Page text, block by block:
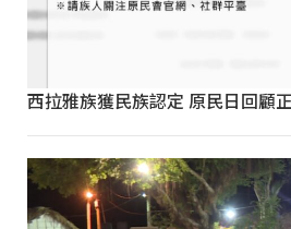
西拉雅族獲民族認定 原民日回顧